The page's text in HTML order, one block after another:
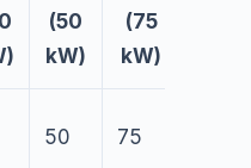
(50
kW)
(75
kW)
50 75